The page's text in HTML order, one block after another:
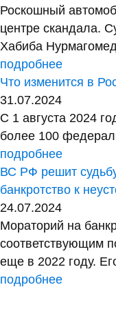
Роскошный
центре скандала.
Хабиба
подробнее
Что изменится в
31.07.2024
С 1 августа 2024
более 100
подробнее
ВС РФ решит
банкротство к
24.07.2024
Мораторий на
соответствующим
еще в 2022 году.
подробнее